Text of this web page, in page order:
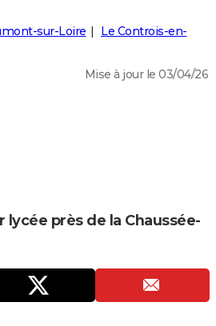
sur-Loire
Le Controis-en-
Mise à jour le 03/04/26
lycée près de la Chaussée-